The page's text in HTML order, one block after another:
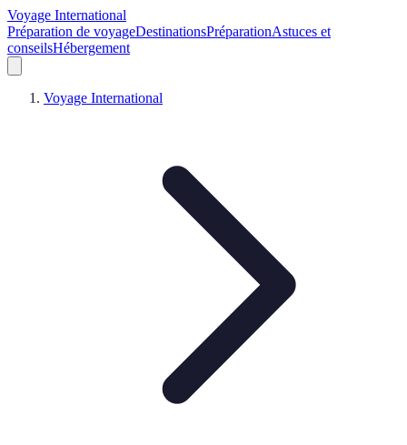
Voyage International
Préparation de voyageDestinationsPréparationAstuces et
conseilsHébergement
Voyage International